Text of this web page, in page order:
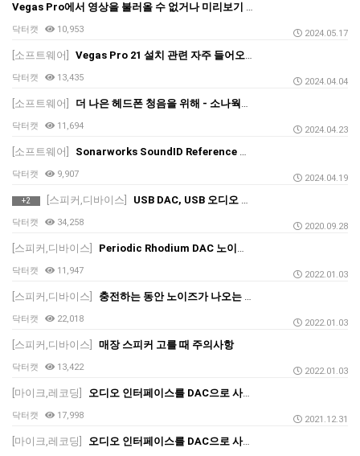
Vegas Pro에서 영상을 불러올 수 없거나 미리보기 화면이 검게 나타나는 경우
닥터캣 10,953 2024.05.17
[소프트웨어] Vegas Pro 21 설치 관련 자주 들어오는 문의 (기존 18,19,20 버전과 일부 연관)
닥터캣 13,435 2024.04.04
[소프트웨어] 더 나은 헤드폰 청음을 위해 - 소나웍스(Sonarworks SoundID)를 활용하여 헤드폰 튜닝하기
닥터캣 11,694 2024.04.23
[소프트웨어] Sonarworks SoundID Reference 설치 및 제품 인증 방법 안내
닥터캣 9,907 2024.04.19
+2 [스피커,디바이스] USB DAC, USB 오디오 인터페이스 USB 2.0으로 동작 확인 방법
닥터캣 34,258 2020.09.28
[스피커,디바이스] Periodic Rhodium DAC 노이즈 이슈 해결 안내
닥터캣 11,947 2022.01.03
[스피커,디바이스] 충전하는 동안 노이즈가 나오는 경우, 페라이트 코어를 사용하면 많은 도움이 됩니다.
닥터캣 22,018 2022.01.03
[스피커,디바이스] 매장 스피커 고를 때 주의사항
닥터캣 13,422 2022.01.03
[마이크,레코딩] 오디오 인터페이스를 DAC으로 사용할 때 주의사항과 팁 (오인페, 오디오 인터페이스, 사운드 카드)_3
닥터캣 17,998 2021.12.31
[마이크,레코딩] 오디오 인터페이스를 DAC으로 사용할 때 주의사항과 팁 (오인페, 오디오 인터페이스, 사운드 카드)_2